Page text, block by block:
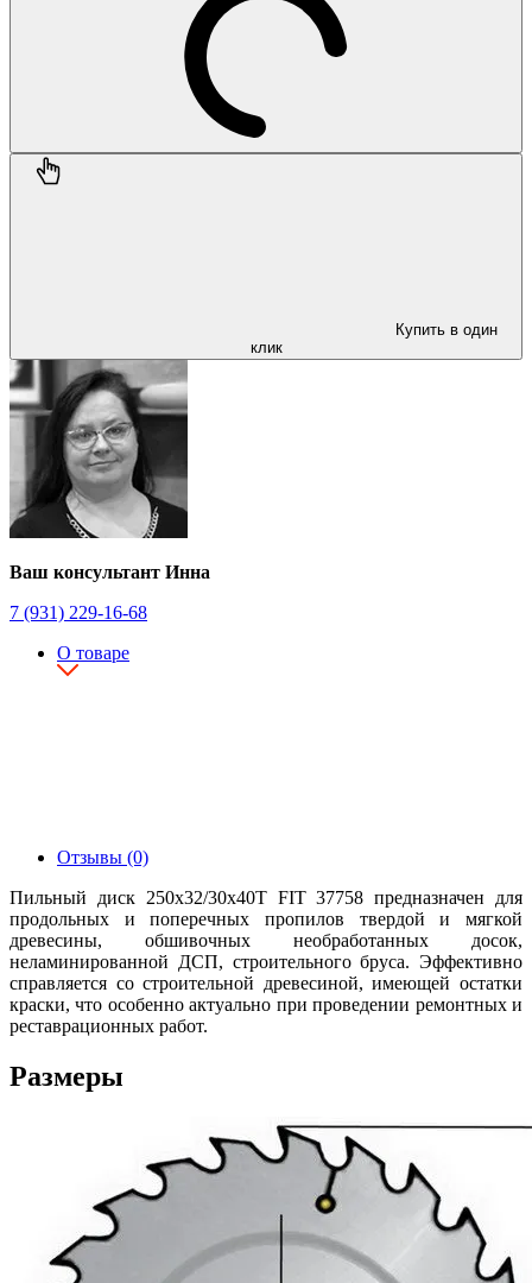
Купить в один
клик
Ваш консультант Инна
7 (931) 229-16-68
О товаре
Отзывы (0)
Пильный диск 250х32/30х40T FIT 37758 предназначен для
продольных и поперечных пропилов твердой и мягкой
древесины, обшивочных необработанных досок,
неламинированной ДСП, строительного бруса. Эффективно
справляется со строительной древесиной, имеющей остатки
краски, что особенно актуально при проведении ремонтных и
реставрационных работ.
Размеры